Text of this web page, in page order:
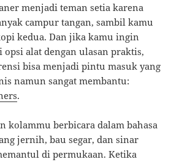
menjadi teman setia karena
campur tangan, sambil kamu
kedua. Dan jika kamu ingin
opsi alat dengan ulasan praktis,
bisa menjadi pintu masuk yang
namun sangat membantu:
.
kolammu berbicara dalam bahasa
jernih, bau segar, dan sinar
di permukaan. Ketika